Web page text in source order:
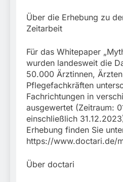
Über die Erhebung zu
Zeitarbeit
Für das Whitepaper
wurden landesweit die
50.000 Ärztinnen,
Pflegefachkräften
Fachrichtungen in
ausgewertet (Zeitraum:
einschließlich
Erhebung finden Sie
https://www.doctari.de/
Über doctari